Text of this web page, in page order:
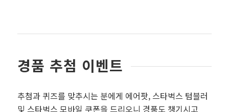
경품 추첨 이벤트
추첨과 퀴즈를 맞추시는 분에게 에어팟, 스타벅스 텀블러
및 스타벅스 모바일 쿠폰을 드리오니 경품도 챙기시고